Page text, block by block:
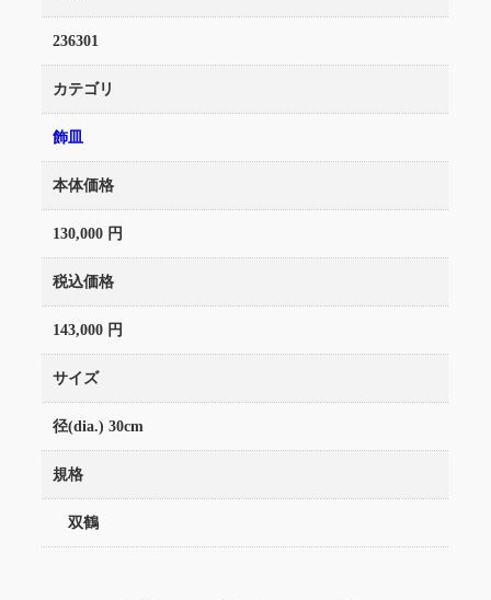
236301
カテゴリ
飾皿
本体価格
130,000 円
税込価格
143,000 円
サイズ
径(dia.) 30cm
規格
双鶴